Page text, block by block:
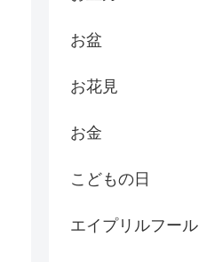
お盆
お花見
お金
こどもの日
エイプリルフール